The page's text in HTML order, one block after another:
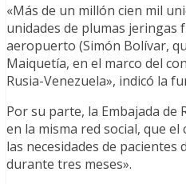
«Más de un millón cien mil
unidades de plumas jeringas
aeropuerto (Simón Bolívar,
Maiquetía, en el marco del
Rusia-Venezuela», indicó la
Por su parte, la Embajada de
en la misma red social, que
las necesidades de pacientes
durante tres meses».